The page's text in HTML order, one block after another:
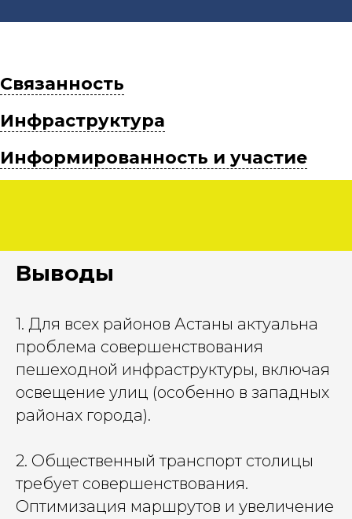
Связанность
Инфраструктура
Информированность и участие
Выводы
1. Для всех районов Астаны актуальна
проблема совершенствования
пешеходной инфраструктуры, включая
освещение улиц (особенно в западных
районах города).
2. Общественный транспорт столицы
требует совершенствования.
Оптимизация маршрутов и увеличение